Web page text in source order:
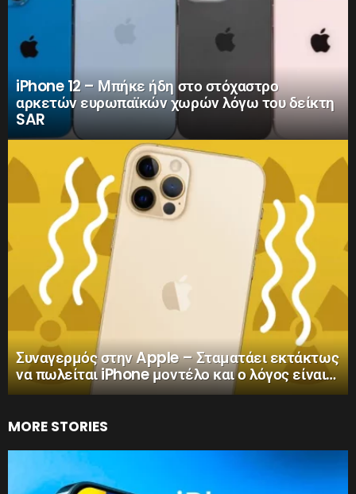
iPhone 12 – Μπήκε ήδη στο στόχαστρο
αρκετών ευρωπαϊκών χωρών λόγω του δείκτη
SAR
Συναγερμός στην Apple – Σταματάει εκτάκτως
να πωλείται iPhone μοντέλο και ο λόγος είναι…
MORE STORIES